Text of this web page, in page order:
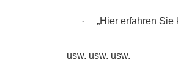
· „Hier erfahren Sie
usw. usw. usw.